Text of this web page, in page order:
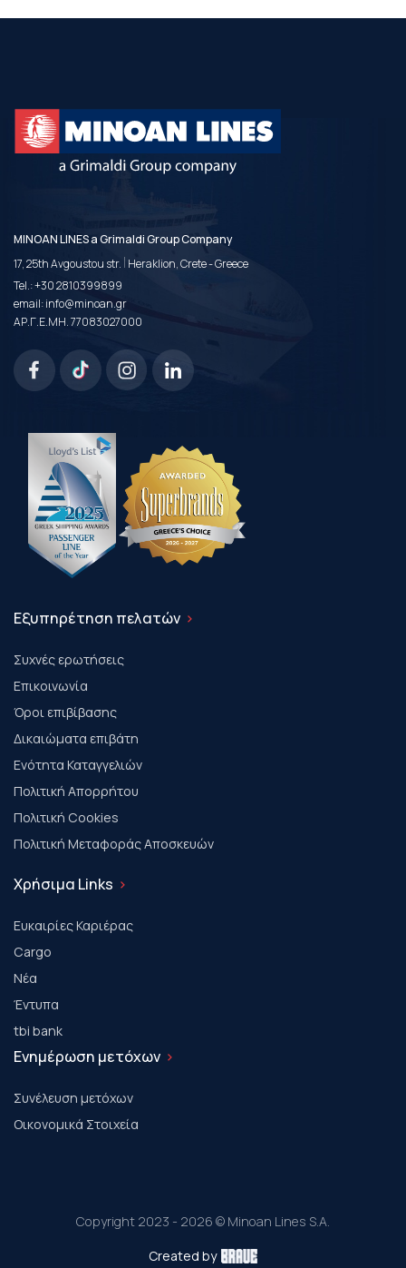
MINOAN LINES a Grimaldi Group Company
17, 25th Avgoustou str. | Heraklion, Crete - Greece
Tel.:+30 2810399899
email:info@minoan.gr
ΑΡ.Γ.Ε.ΜΗ. 77083027000
Εξυπηρέτηση πελατών
Συχνές ερωτήσεις
Επικοινωνία
Όροι επιβίβασης
Δικαιώματα επιβάτη
Ενότητα Καταγγελιών
Πολιτική Απορρήτου
Πολιτική Cookies
Πολιτική Μεταφοράς Αποσκευών
Χρήσιμα Links
Ευκαιρίες Καριέρας
Cargo
Νέα
Έντυπα
tbi bank
Ενημέρωση μετόχων
Συνέλευση μετόχων
Οικονομικά Στοιχεία
Copyright 2023 - 2026 © Minoan Lines S.A.
Created by